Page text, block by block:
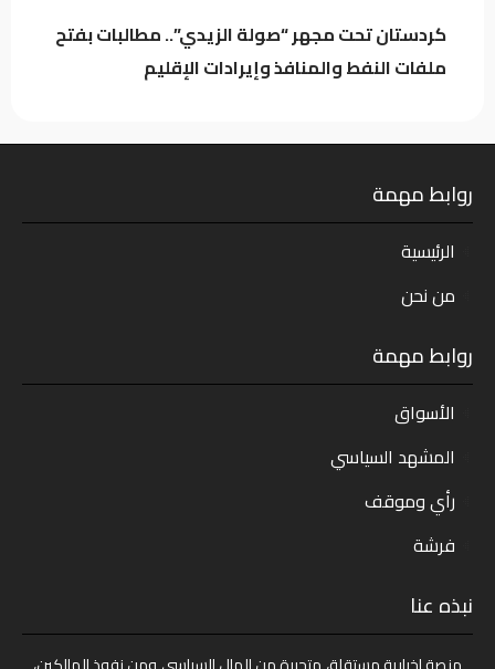
كردستان تحت مجهر “صولة الزيدي”.. مطالبات بفتح
ملفات النفط والمنافذ وإيرادات الإقليم
روابط مهمة
الرئيسية
من نحن
روابط مهمة
الأسواق
المشهد السياسي
رأي وموقف
فرشة
نبذه عنا